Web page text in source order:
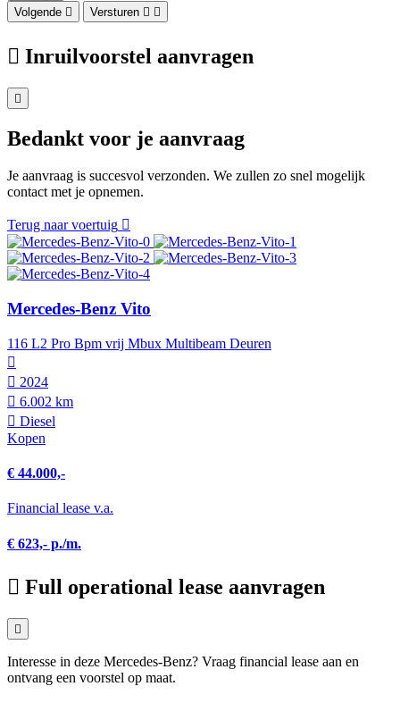
Volgende
Versturen
Inruilvoorstel aanvragen
Bedankt voor je aanvraag
Je aanvraag is succesvol verzonden. We zullen zo snel mogelijk
contact met je opnemen.
Terug naar voertuig
Mercedes-Benz Vito
116 L2 Pro Bpm vrij Mbux Multibeam Deuren
2024
6.002 km
Diesel
Kopen
€ 44.000,-
Financial lease v.a.
€ 623,- p./m.
Full operational lease aanvragen
Interesse in deze Mercedes-Benz? Vraag financial lease aan en
ontvang een voorstel op maat.